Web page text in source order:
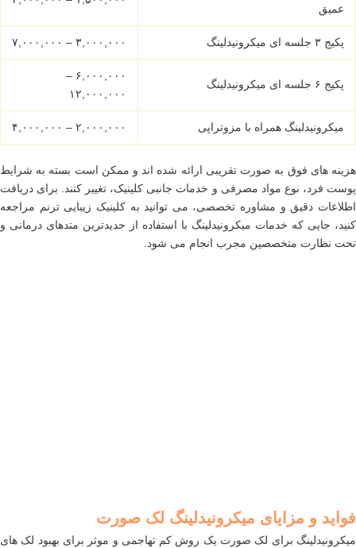
عمیق
پکیج ۳ جلسه ای میکرونیدلینگ ۳,۰۰۰,۰۰۰ – ۷,۰۰۰,۰۰۰
پکیج ۶ جلسه ای میکرونیدلینگ
۶,۰۰۰,۰۰۰ –
۱۲,۰۰۰,۰۰۰
میکرونیدلینگ همراه با مزوتراپی ۲,۰۰۰,۰۰۰ – ۴,۰۰۰,۰۰۰
هزینه های فوق به صورت تقریبی ارائه شده اند و ممکن است بسته به شرایط
پوست فرد، نوع مواد مصرفی و خدمات جانبی کلینیک، تغییر کنند. برای دریافت
اطلاعات دقیق و مشاوره تخصصی، می توانید به کلینیک زیبایی ترنم مراجعه
کنید، جایی که خدمات میکرونیدلینگ با استفاده از جدیدترین متدهای درمانی و
تحت نظارت متخصصین مجرب انجام می شود.
فواید و مزایای میکرونیدلینگ لک صورت
میکرونیدلینگ برای لک صورت یک روش کم تهاجمی و موثر برای بهبود لک های